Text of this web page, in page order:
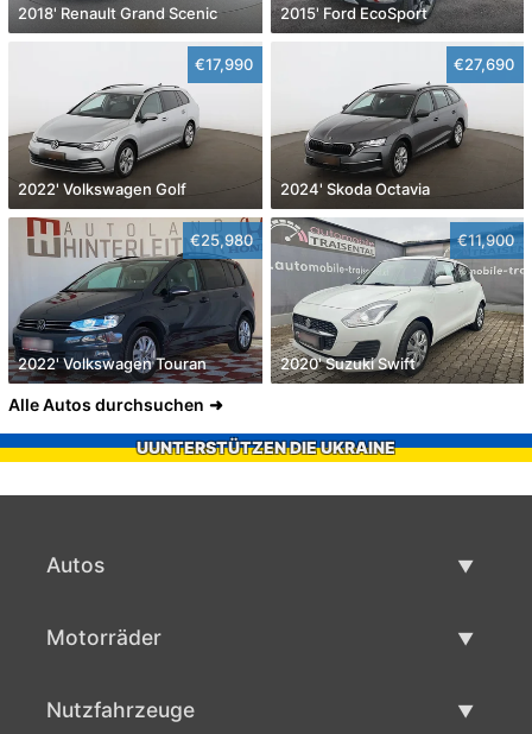
2018' Renault Grand Scenic 2015' Ford EcoSport
€17,990
2022' Volkswagen Golf
€27,690
2024' Skoda Octavia
€25,980
2022' Volkswagen Touran
€11,900
2020' Suzuki Swift
Alle Autos durchsuchen
UUNTERSTÜTZEN DIE UKRAINE
Autos
Motorräder
Nutzfahrzeuge